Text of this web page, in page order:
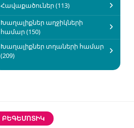
Հավաքածուներ (113)
Խաղալիքներ աղջիկների
համար (150)
Խաղալիքներ տղաների համար
(209)
ԲԵԳԵՄՈՏԻԿ